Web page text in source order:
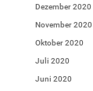
Dezember 2020
November 2020
Oktober 2020
Juli 2020
Juni 2020